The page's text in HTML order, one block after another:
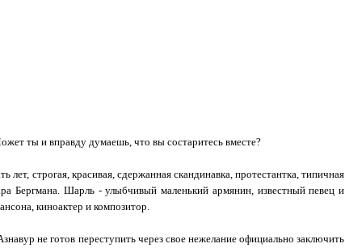
ты и вправду думаешь, что вы состаритесь вместе?
лет, строгая, красивая, сдержанная скандинавка, протестантка, типичная
Бергмана. Шарль - улыбчивый маленький армянин, известный певец и
киноактер и композитор.
не готов переступить через свое нежелание официально заключить